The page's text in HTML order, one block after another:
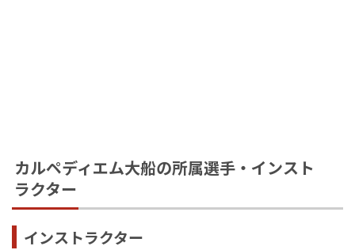
カルペディエム大船の所属選手・インスト
ラクター
インストラクター